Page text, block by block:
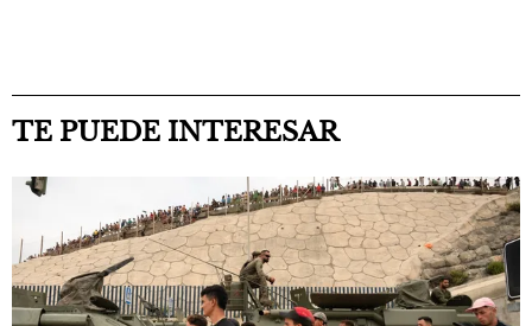
TE PUEDE INTERESAR